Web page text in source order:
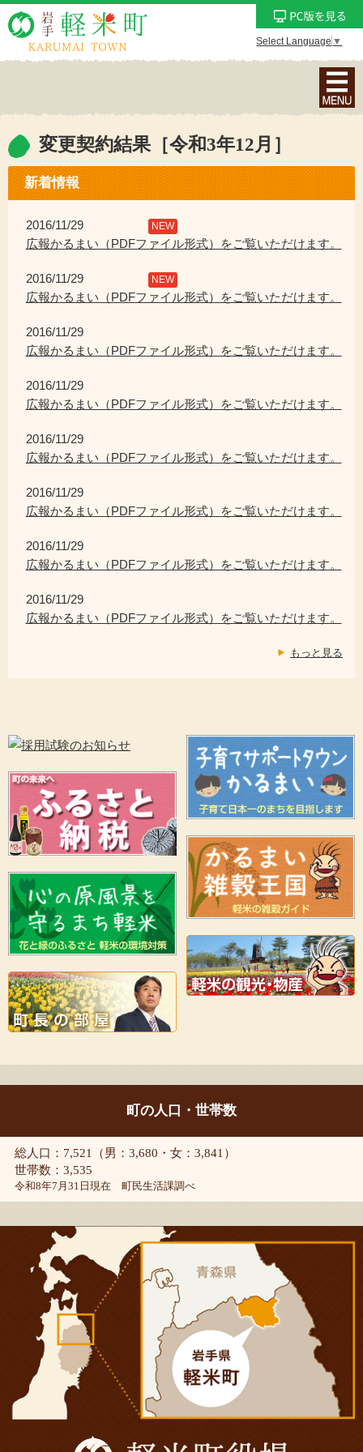
Select Language ▼
ナ
ビ
ョ
ン
ニ
を
変更契約結果［令和3年12月］
新着情報
2016/11/29 NEW
広報かるまい（PDFファイル形式）をご覧いただけます。
2016/11/29 NEW
広報かるまい（PDFファイル形式）をご覧いただけます。
2016/11/29
広報かるまい（PDFファイル形式）をご覧いただけます。
2016/11/29
広報かるまい（PDFファイル形式）をご覧いただけます。
2016/11/29
広報かるまい（PDFファイル形式）をご覧いただけます。
2016/11/29
広報かるまい（PDFファイル形式）をご覧いただけます。
2016/11/29
広報かるまい（PDFファイル形式）をご覧いただけます。
2016/11/29
広報かるまい（PDFファイル形式）をご覧いただけます。
もっと見る
町の人口・世帯数
総人口：7,521（男：3,680・女：3,841）
世帯数：3,535
令和8年7月31日現在 町民生活課調べ